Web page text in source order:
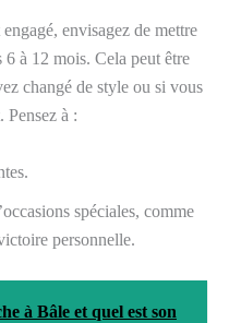
envisagez de mettre
à 12 mois. Cela peut être
changé de style ou si vous
Pensez à :
spéciales, comme
personnelle.
à Bâle et quel est son